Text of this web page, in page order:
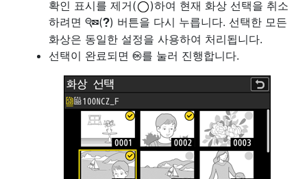
확인 표시를 제거(
)하여 현재 화상 선택을 취소
하려면 W(Q) 버튼을 다시 누릅니다. 선택한 모든
화상은 동일한 설정을 사용하여 처리됩니다.
선택이 완료되면 J를 눌러 진행합니다.